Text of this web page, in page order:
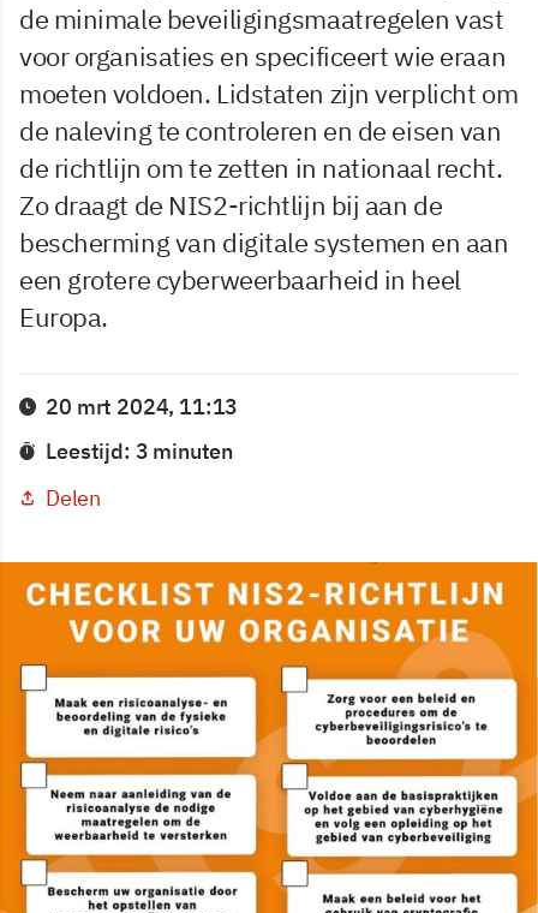
de minimale beveiligingsmaatregelen vast
voor organisaties en specificeert wie eraan
moeten voldoen. Lidstaten zijn verplicht om
de naleving te controleren en de eisen van
de richtlijn om te zetten in nationaal recht.
Zo draagt de NIS2-richtlijn bij aan de
bescherming van digitale systemen en aan
een grotere cyberweerbaarheid in heel
Europa.
20 mrt 2024, 11:13
Leestijd: 3 minuten
Delen